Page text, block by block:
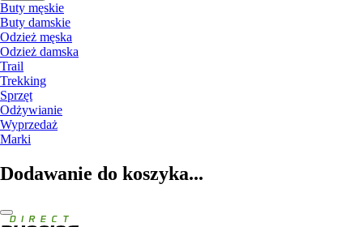
Buty męskie
Buty damskie
Odzież męska
Odzież damska
Trail
Trekking
Sprzęt
Odżywianie
Wyprzedaż
Marki
Dodawanie do koszyka...